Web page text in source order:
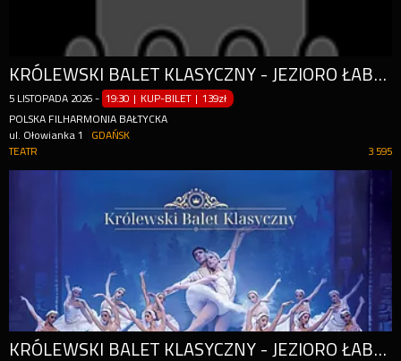
KRÓLEWSKI BALET KLASYCZNY - JEZIORO ŁABĘDZIE
5 LISTOPADA 2026 - 19:30 | KUP-BILET |139zł
POLSKA FILHARMONIA BAŁTYCKA
ul. Ołowianka 1
GDAŃSK
3 595
TEATR
KRÓLEWSKI BALET KLASYCZNY - JEZIORO ŁABĘDZIE